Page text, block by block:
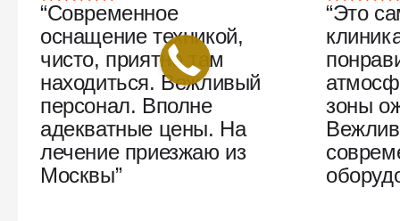
“Современное
оснащение техникой,
чисто, приятно там
находиться. Вежливый
персонал. Вполне
адекватные цены. На
лечение приезжаю из
Москвы”
“Это
зоны